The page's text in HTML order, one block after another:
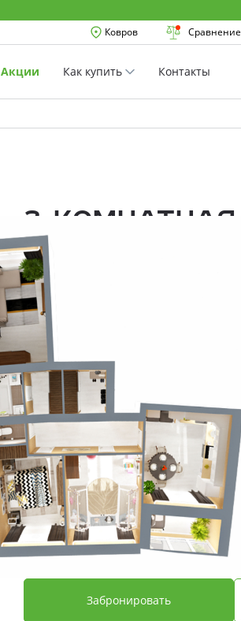
Ковров Сравнение
Акции Как купить Контакты
3-комнатная
85.8 м²
Комнатность
Проект
Дом
Этаж
Срок сдачи
Отделка
Дополнительно
6 692 400 ₽
Забронировать